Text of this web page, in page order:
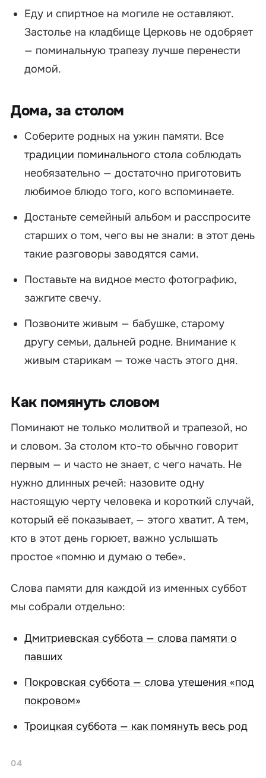
Еду и спиртное на могиле не оставляют.
Застолье на кладбище Церковь не одобряет
— поминальную трапезу лучше перенести
домой.
Дома, за столом
Соберите родных на ужин памяти. Все
традиции поминального стола соблюдать
необязательно — достаточно приготовить
любимое блюдо того, кого вспоминаете.
Достаньте семейный альбом и расспросите
старших о том, чего вы не знали: в этот день
такие разговоры заводятся сами.
Поставьте на видное место фотографию,
зажгите свечу.
Позвоните живым — бабушке, старому
другу семьи, дальней родне. Внимание к
живым старикам — тоже часть этого дня.
Как помянуть словом
Поминают не только молитвой и трапезой, но
и словом. За столом кто-то обычно говорит
первым — и часто не знает, с чего начать. Не
нужно длинных речей: назовите одну
настоящую черту человека и короткий случай,
который её показывает, — этого хватит. А тем,
кто в этот день горюет, важно услышать
простое «помню и думаю о тебе».
Слова памяти для каждой из именных суббот
мы собрали отдельно:
Дмитриевская суббота — слова памяти о
павших
Покровская суббота — слова утешения «под
покровом»
Троицкая суббота — как помянуть весь род
04